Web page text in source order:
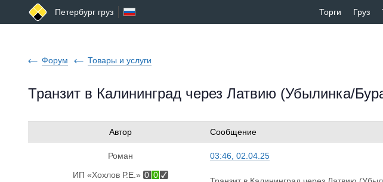
Петербург груз Торги Груз
Форум Товары и услуги
Транзит в Калининград через Латвию (Убылинка/
Автор Сообщение
Роман
ИП «Хохлов Р.Е.» 0 0
03:46, 02.04.25